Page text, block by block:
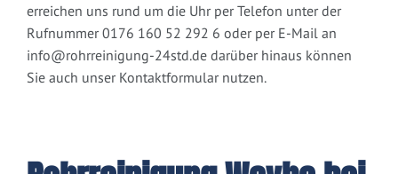
erreichen uns rund um die Uhr per Telefon unter der
Rufnummer 0176 160 52 292 6 oder per E-Mail an
info@rohrreinigung-24std.de darüber hinaus können
Sie auch unser Kontaktformular nutzen.